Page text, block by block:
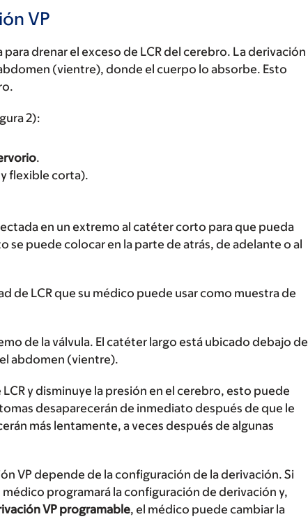
VP
drenar el exceso de LCR del cerebro. La derivación
(vientre), donde el cuerpo lo absorbe. Esto
2):
.
flexible corta).
en un extremo al catéter corto para que pueda
puede colocar en la parte de atrás, de adelante o al
de LCR que su médico puede usar como muestra de
de la válvula. El catéter largo está ubicado debajo de
abdomen (vientre).
y disminuye la presión en el cerebro, esto puede
desaparecerán de inmediato después de que le
más lentamente, a veces después de algunas
VP depende de la configuración de la derivación. Si
médico programará la configuración de derivación y,
VP programable, el médico puede cambiar la